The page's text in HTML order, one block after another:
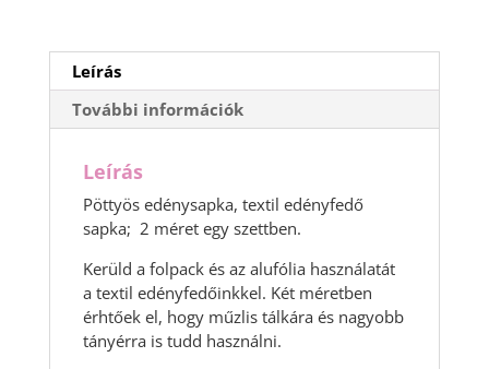
Leírás
További információk
Leírás
Pöttyös edénysapka, textil edényfedő
sapka; 2 méret egy szettben.
Kerüld a folpack és az alufólia használatát
a textil edényfedőinkkel. Két méretben
érhtőek el, hogy műzlis tálkára és nagyobb
tányérra is tudd használni.